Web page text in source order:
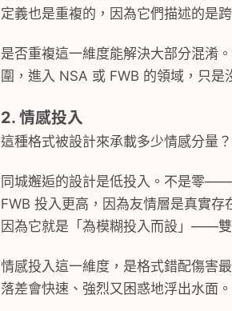
定義也是重複的，因為它們描述的是
是否重複這一維度能解決大部分混淆
圍，進入 NSA 或 FWB 的領域，只是
2. 情感投入
這種格式被設計來承載多少情感分量？
同城邂逅的設計是低投入。不是零
FWB 投入更高，因為友情層是真實存
因為它就是「為模糊投入而設」——
情感投入這一維度，是格式錯配傷害
落差會快速、強烈又困惑地浮出水面。